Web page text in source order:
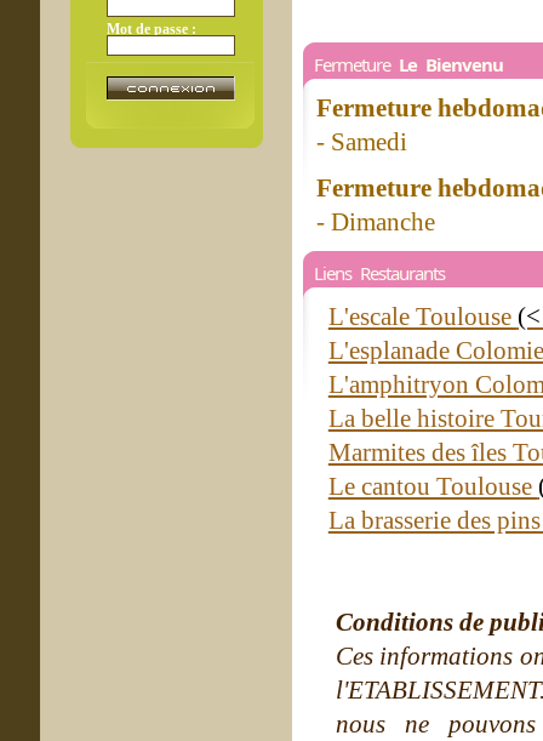
Mot de passe :
Fermeture Le Bienvenu
Fermeture
- Samedi
Fermeture
- Dimanche
Liens Restaurants
L'escale Toulouse
L'esplanade
L'amphitryon
La belle histoire
Marmites des îles
Le cantou Toulouse
La brasserie des
Conditions de
Ces informations
nous ne